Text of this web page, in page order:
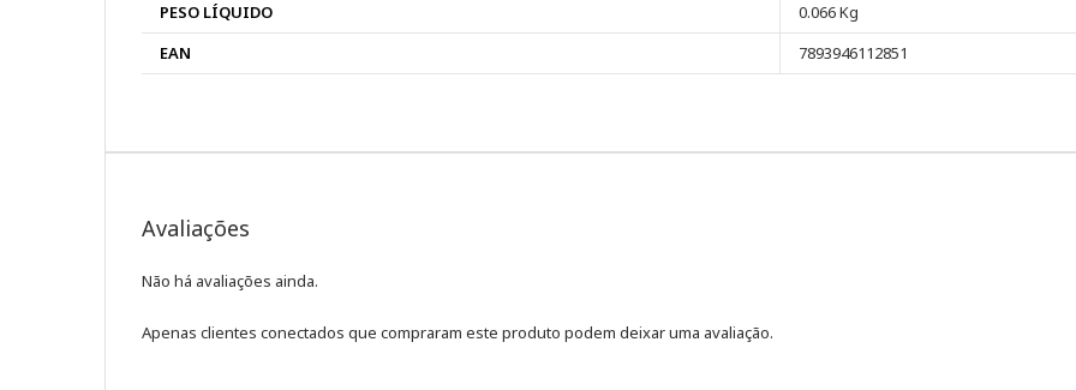
PESO LÍQUIDO
0.066 Kg
EAN
7893946112851
Avaliações
Não há avaliações ainda.
Apenas clientes conectados que compraram este produto podem deixar uma avaliação.